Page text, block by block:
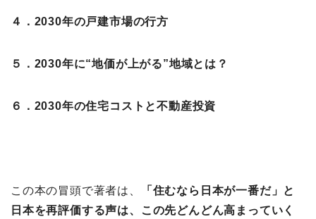
４．2030年の戸建市場の行方
５．2030年に“地価が上がる”地域とは？
６．2030年の住宅コストと不動産投資
この本の冒頭で著者は、
「住むなら日本が一番だ」と
日本を再評価する声は、この先どんどん高まっていく